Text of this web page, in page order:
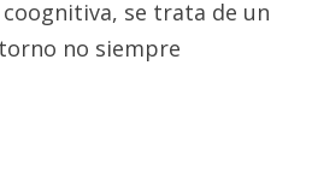
se trata de un
no siempre